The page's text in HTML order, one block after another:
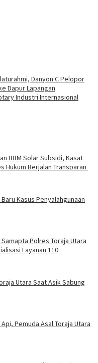
Danyon C Pelopor
Dapur Lapangan
Industri Internasional
BBM Solar Subsidi, Kasat
Hukum Berjalan Transparan
Kasus Penyalahgunaan
Polres Toraja Utara
Layanan 110
Utara Saat Asik Sabung
Pemuda Asal Toraja Utara